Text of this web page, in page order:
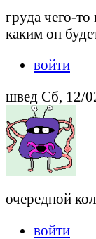
груда чего-
каким он
войти
швед Сб, 12/
очередной
войти